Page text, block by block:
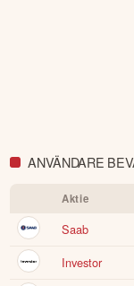
ANVÄNDARE
Aktie
Saab
Investor